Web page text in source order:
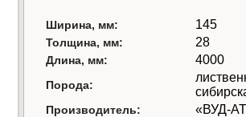
Ширина, мм: 145
Толщина, мм: 28
Длина, мм: 4000
Порода:
Производитель: «ВУД-